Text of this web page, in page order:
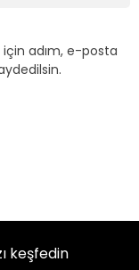
için adım, e-posta
keşfedin